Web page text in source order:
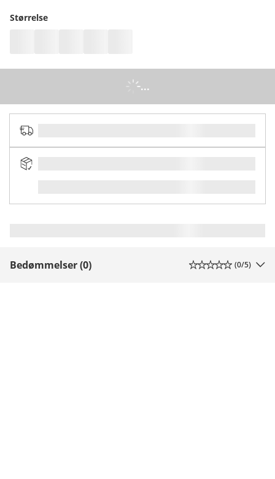
Størrelse
...
Bedømmelser (0) (0/5)